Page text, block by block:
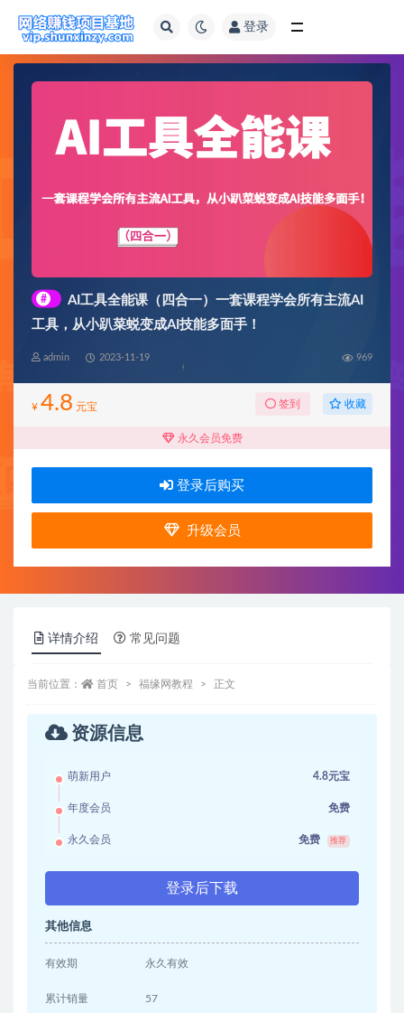
登录
#
AI工具全能课（四合一）一套课程学会所有主流AI
工具，从小趴菜蜕变成AI技能多面手！
admin 2023-11-19 969
¥ 4.8 元宝 签到 收藏
永久会员免费
登录后购买
升级会员
详情介绍 常见问题
当前位置： 首页 福缘网教程 正文
资源信息
萌新用户 4.8元宝
年度会员 免费
永久会员 免费 推荐
登录后下载
其他信息
有效期 永久有效
累计销量 57